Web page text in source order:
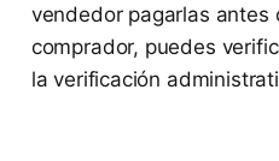
vendedor pagarlas antes
comprador, puedes
la verificación